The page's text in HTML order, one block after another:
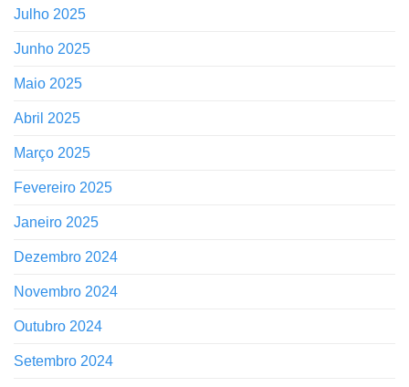
Julho 2025
Junho 2025
Maio 2025
Abril 2025
Março 2025
Fevereiro 2025
Janeiro 2025
Dezembro 2024
Novembro 2024
Outubro 2024
Setembro 2024